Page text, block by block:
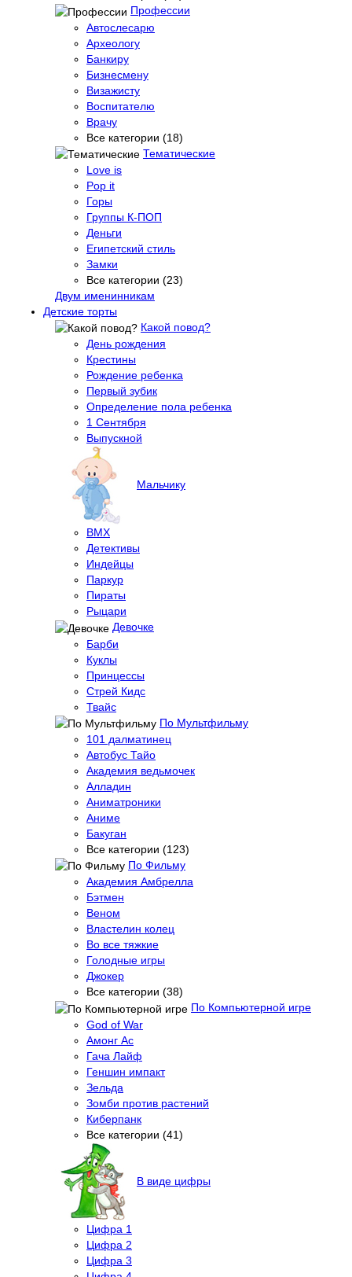
Профессии
Автослесарю
Археологу
Банкиру
Бизнесмену
Визажисту
Воспитателю
Врачу
Все категории (18)
Тематические
Love is
Pop it
Горы
Группы К-ПОП
Деньги
Египетский стиль
Замки
Все категории (23)
Двум именинникам
Детские торты
Какой повод?
День рождения
Крестины
Рождение ребенка
Первый зубик
Определение пола ребенка
1 Сентября
Выпускной
Мальчику
BMX
Детективы
Индейцы
Паркур
Пираты
Рыцари
Девочке
Барби
Куклы
Принцессы
Стрей Кидс
Твайс
По Мультфильму
101 далматинец
Автобус Тайо
Академия ведьмочек
Алладин
Аниматроники
Аниме
Бакуган
Все категории (123)
По Фильму
Академия Амбрелла
Бэтмен
Веном
Властелин колец
Во все тяжкие
Голодные игры
Джокер
Все категории (38)
По Компьютерной игре
God of War
Амонг Ас
Гача Лайф
Геншин импакт
Зельда
Зомби против растений
Киберпанк
Все категории (41)
В виде цифры
Цифра 1
Цифра 2
Цифра 3